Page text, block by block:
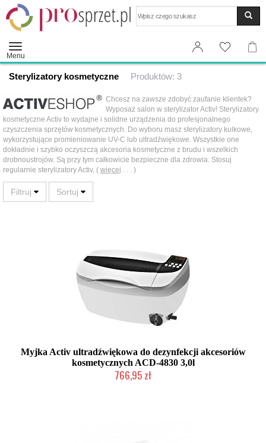
Menu
Sterylizatory kosmetyczne Produktów: 3
Chcesz na zawsze zdobyć zaufanie klientek?
Wyposaż salon w sterylizator Activ! Sterylizatory
kosmetyczne Activ to wydajne i solidne urządzenia do profesjonalnego
czyszczenia sprzętów kosmetycznych. Do wyboru masz sterylizatory kulkowe,
wykorzystujące promieniowanie UV-C lub ultradźwiękowe. Wszystkie one
dokładnie i szybko oczyszczą akcesoria kosmetyczne z brudu i wszelkich
drobnoustrojów. Są przy tym całkowicie bezpieczne dla zdrowia. Stosuj
regularnie sterylizatory Activ, ( więcej . . . )
Myjka Activ ultradźwiękowa do dezynfekcji akcesoriów
kosmetycznych ACD-4830 3,0l
766,95 zł